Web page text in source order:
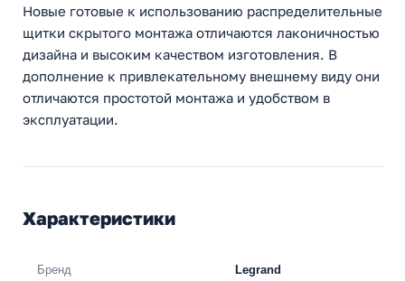
Новые готовые к использованию распределительные
щитки скрытого монтажа отличаются лаконичностью
дизайна и высоким качеством изготовления. В
дополнение к привлекательному внешнему виду они
отличаются простотой монтажа и удобством в
эксплуатации.
Характеристики
Бренд Legrand